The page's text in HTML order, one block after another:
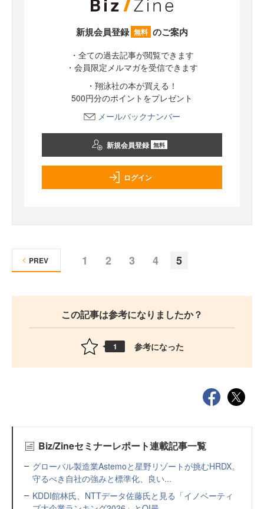
新規会員登録 無料 のご案内
・全ての過去記事が閲覧できます
・会員限定メルマガを受信できます
・翔泳社の本が買える！
500円分のポイントをプレゼント
メールバックナンバー
新規会員登録 無料
ログイン
1 2 3 4 5
PREV
この記事は参考になりましたか？
1 参考になった
Biz/Zineセミナーレポート連載記事一覧
グローバル製造業Astemoと星野リゾートが挑むHRDX。
守るべき自社の強みと標準化、良い...
KDDI館林氏、NTTデータ佐藤氏と見る「イノベーティ